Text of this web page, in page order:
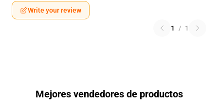
Write your review
1 / 1
Mejores vendedores de productos